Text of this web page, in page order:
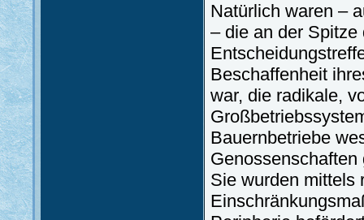
Natürlich waren –
– die an der
Beschaffenheit
war, die radikale,
Bauernbetriebe
Sie wurden mittels